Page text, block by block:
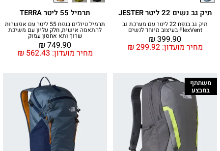
תיק גב נשים 22 ליטר JESTER
תיק גב בנפח 22 ליטר עם מערכת גב
FlexVent בעיצוב מיוחד לנשים
מחיר מועדון: ₪ 299.92
₪ 399.90
תרמיל 55 ליטר TERRA
תרמיל טיולים בנפח 55 ליטר עם אפשרות
להתאמה אישית, חלק עליון עם משיכת
שרוך ותא אחסון עמוק
מחיר מועדון: ₪ 562.43
₪ 749.90
משתתף
במבצע